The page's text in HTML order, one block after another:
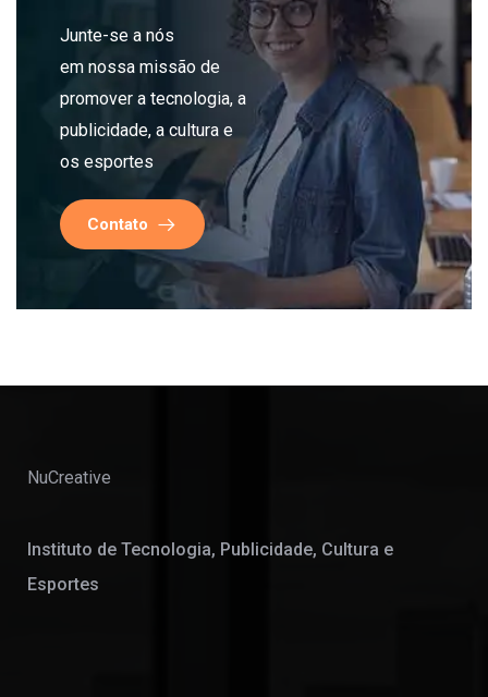
Junte-se a nós
em nossa missão de
promover a tecnologia, a
publicidade, a cultura e
os esportes
Contato
NuCreative
Instituto de Tecnologia, Publicidade, Cultura e
Esportes